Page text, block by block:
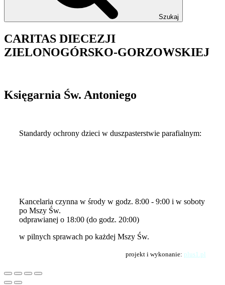
Szukaj
CARITAS DIECEZJI
ZIELONOGÓRSKO-GORZOWSKIEJ
Księgarnia Św. Antoniego
Standardy ochrony dzieci w duszpasterstwie parafialnym:
Kancelaria czynna w środy w godz. 8:00 - 9:00 i w soboty
po Mszy Św.
odprawianej o 18:00 (do godz. 20:00)
w pilnych sprawach po każdej Mszy Św.
projekt i wykonanie: plus1.pl